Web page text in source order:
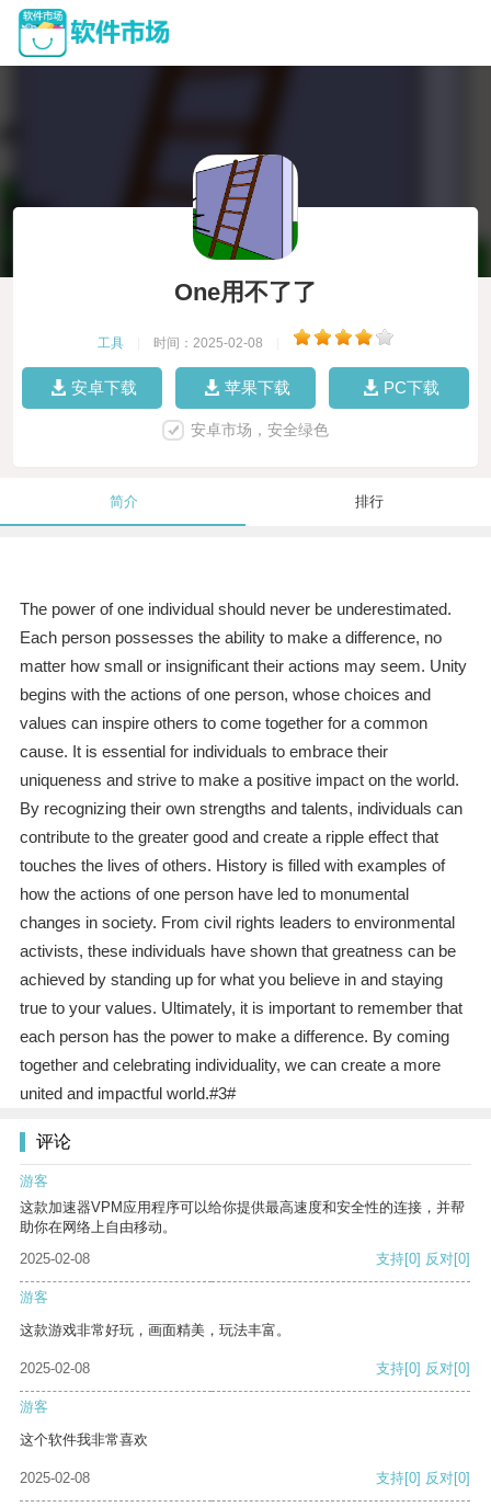
One用不了了
工具 时间：2025-02-08
安卓下载 苹果下载 PC下载
安卓市场，安全绿色
简介 排行
The power of one individual should never be underestimated.
Each person possesses the ability to make a difference, no
matter how small or insignificant their actions may seem. Unity
begins with the actions of one person, whose choices and
values can inspire others to come together for a common
cause. It is essential for individuals to embrace their
uniqueness and strive to make a positive impact on the world.
By recognizing their own strengths and talents, individuals can
contribute to the greater good and create a ripple effect that
touches the lives of others. History is filled with examples of
how the actions of one person have led to monumental
changes in society. From civil rights leaders to environmental
activists, these individuals have shown that greatness can be
achieved by standing up for what you believe in and staying
true to your values. Ultimately, it is important to remember that
each person has the power to make a difference. By coming
together and celebrating individuality, we can create a more
united and impactful world.#3#
评论
游客
这款加速器VPM应用程序可以给你提供最高速度和安全性的连接，并帮
助你在网络上自由移动。
2025-02-08
支持[0] 反对[0]
游客
这款游戏非常好玩，画面精美，玩法丰富。
2025-02-08 支持[0] 反对[0]
游客
这个软件我非常喜欢
2025-02-08 支持[0] 反对[0]